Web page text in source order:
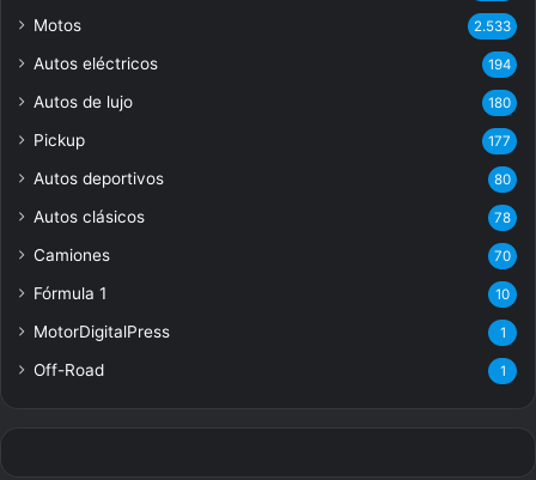
Motos 2.533
Autos eléctricos 194
Autos de lujo 180
Pickup 177
Autos deportivos 80
Autos clásicos 78
Camiones 70
Fórmula 1 10
MotorDigitalPress 1
Off-Road 1